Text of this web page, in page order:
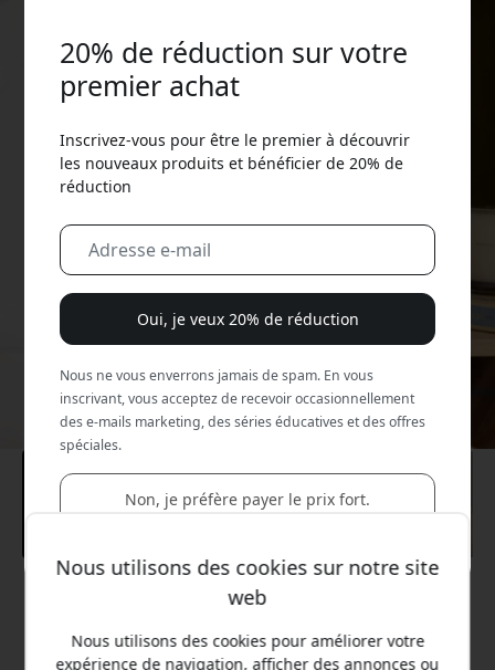
Prix conseillé
69.99 EUR
Nous utilisons des cookies sur notre site
web
Nous utilisons des cookies pour améliorer votre
expérience de navigation, afficher des annonces ou
20% de réduction sur votre
premier achat
Inscrivez-vous pour être le premier à découvrir
les nouveaux produits et bénéficier de 20% de
réduction
Oui, je veux 20% de réduction
Nous ne vous enverrons jamais de spam. En vous
inscrivant, vous acceptez de recevoir occasionnellement
des e-mails marketing, des séries éducatives et des offres
spéciales.
Non, je préfère payer le prix fort.
Utilisez ce code lors du paiement pour obtenir
20% de réduction.